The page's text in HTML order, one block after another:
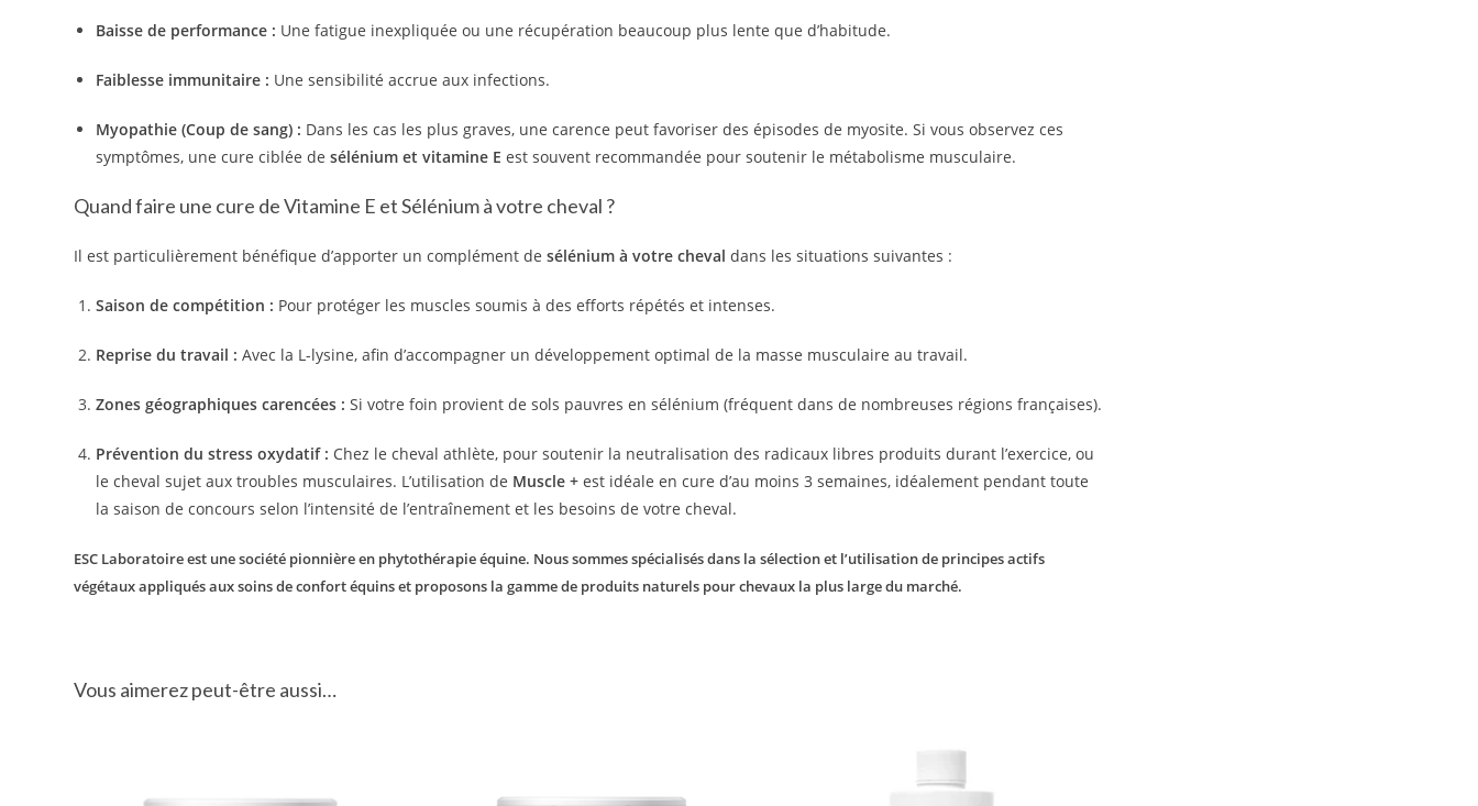
Baisse de performance : Une fatigue inexpliquée ou une récupération beaucoup plus lente que d’habitude.
Faiblesse immunitaire : Une sensibilité accrue aux infections.
Myopathie (Coup de sang) : Dans les cas les plus graves, une carence peut favoriser des épisodes de myosite. Si vous observez ces
symptômes, une cure ciblée desélénium et vitamine E est souvent recommandée pour soutenir le métabolisme musculaire.
Quand faire une cure de Vitamine E et Sélénium à votre cheval ?
Il est particulièrement bénéfique d’apporter un complément desélénium à votre cheval dans les situations suivantes :
Saison de compétition : Pour protéger les muscles soumis à des efforts répétés et intenses.
Reprise du travail : Avec la L-lysine, afin d’accompagner un développement optimal de la masse musculaire au travail.
Zones géographiques carencées : Si votre foin provient de sols pauvres en sélénium (fréquent dans de nombreuses régions françaises).
Prévention du stress oxydatif : Chez le cheval athlète, pour soutenir la neutralisation des radicaux libres produits durant l’exercice, ou
le cheval sujet aux troubles musculaires. L’utilisation de Muscle + est idéale en cure d’au moins 3 semaines, idéalement pendant toute
la saison de concours selon l’intensité de l’entraînement et les besoins de votre cheval.
ESC Laboratoire est une société pionnière en phytothérapie équine. Nous sommes spécialisés dans la sélection et l’utilisation de principes actifs
végétaux appliqués aux soins de confort équins et proposons la gamme de produits naturels pour chevaux la plus large du marché.
Vous aimerez peut-être aussi…